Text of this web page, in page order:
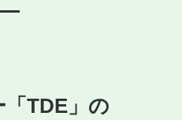
TDE」の